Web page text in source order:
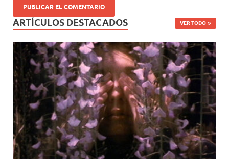
ARTÍCULOS DESTACADOS VER TODO